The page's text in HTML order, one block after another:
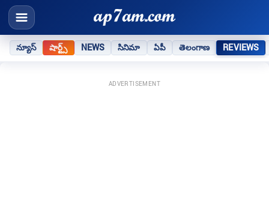
న్యూస్ షార్ట్స్ NEWS సినిమా ఏపీ తెలంగాణ REVIEWS
ADVERTISEMENT